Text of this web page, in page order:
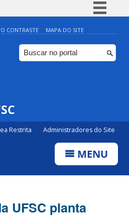
Simplifique!
Comunica BR
Participe
CONTRASTE MAPA DO SITE
Restrita Administradores do Site
MENU
UFSC planta